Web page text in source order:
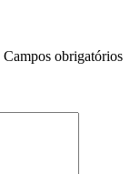
Campos obrigatórios